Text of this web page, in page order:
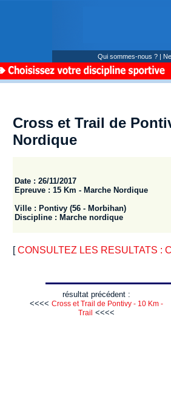
Qui sommes-nous ? |
Cross et Trail de
Nordique
Date : 26/11/2017
Epreuve : 15 Km - Marche Nordique
Ville : Pontivy (56 - Morbihan)
Discipline : Marche nordique
[CONSULTEZ LES RESULTATS :
résultat précédent :
<<<< Cross et Trail de Pontivy - 10 Km -
Trail <<<<